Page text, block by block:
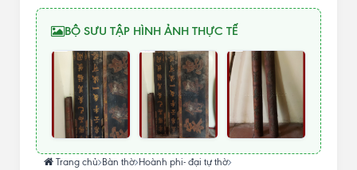
BỘ SƯU TẬP HÌNH ẢNH THỰC TẾ
Trang chủ Bàn thờ Hoành phi- đại tự thờ